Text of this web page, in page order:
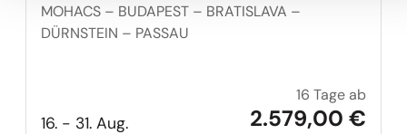
MOHACS – BUDAPEST – BRATISLAVA –
DÜRNSTEIN – PASSAU
16. - 31. Aug.
16 Tage ab
2.579,00 €